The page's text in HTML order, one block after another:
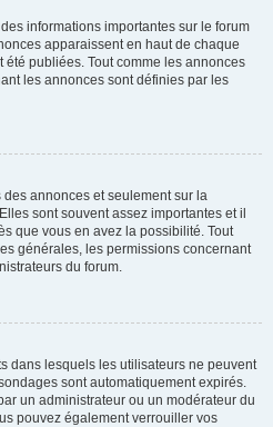
informations importantes sur le forum
apparaissent en haut de chaque
publiées. Tout comme les annonces
les annonces sont définies par les
annonces et seulement sur la
sont souvent assez importantes et il
que vous en avez la possibilité. Tout
générales, les permissions concernant
du forum.
dans lesquels les utilisateurs ne peuvent
sont automatiquement expirés.
un administrateur ou un modérateur du
pouvez également verrouiller vos